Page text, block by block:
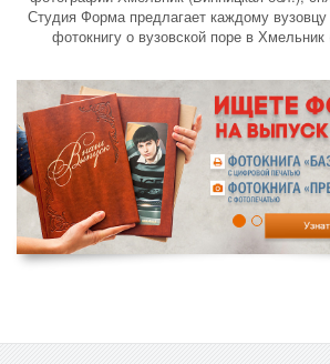
Студия Форма предлагает каждому
фотокнигу о вузовской поре в